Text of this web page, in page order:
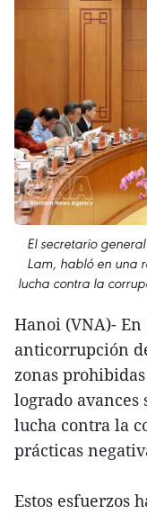
El secretario
Lam, habló en una
lucha contra la
Hanoi (VNA)-
anticorrupción
zonas
logrado
lucha contra la
prácticas
Estos esfuerzos